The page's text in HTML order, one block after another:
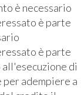
è necessario
è parte
è parte
di
adempiere a